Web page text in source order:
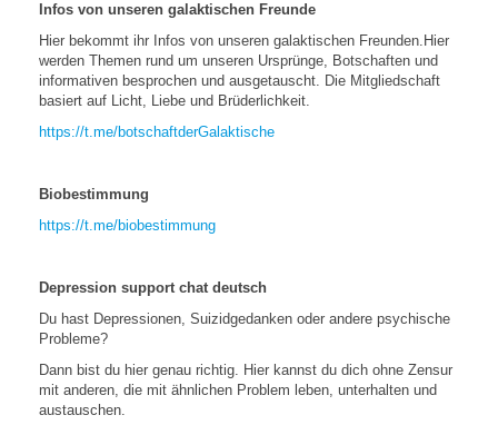
Infos von unseren galaktischen Freunde
Hier bekommt ihr Infos von unseren galaktischen Freunden.Hier
werden Themen rund um unseren Ursprünge, Botschaften und
informativen besprochen und ausgetauscht. Die Mitgliedschaft
basiert auf Licht, Liebe und Brüderlichkeit.
https://t.me/botschaftderGalaktische
Biobestimmung
https://t.me/biobestimmung
Depression support chat deutsch
Du hast Depressionen, Suizidgedanken oder andere psychische
Probleme?
Dann bist du hier genau richtig. Hier kannst du dich ohne Zensur
mit anderen, die mit ähnlichen Problem leben, unterhalten und
austauschen.